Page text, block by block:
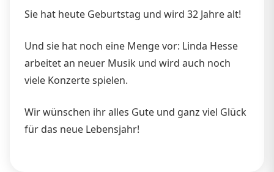
Sie hat heute Geburtstag und wird 32 Jahre alt!
Und sie hat noch eine Menge vor: Linda Hesse
arbeitet an neuer Musik und wird auch noch
viele Konzerte spielen.
Wir wünschen ihr alles Gute und ganz viel Glück
für das neue Lebensjahr!